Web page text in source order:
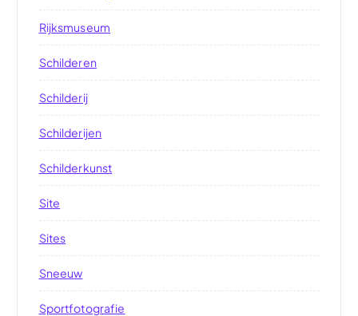
Rijksmuseum
Schilderen
Schilderij
Schilderijen
Schilderkunst
Site
Sites
Sneeuw
Sportfotografie